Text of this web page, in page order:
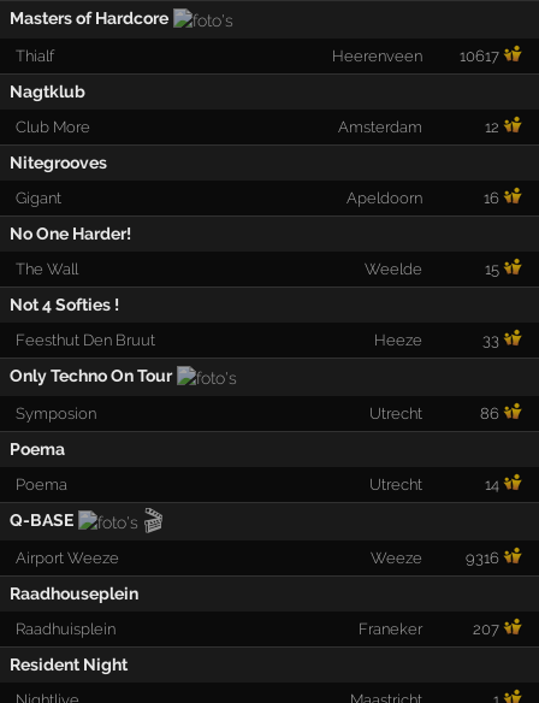
Masters of Hardcore
Thialf Heerenveen 10617
Nagtklub
Club More Amsterdam 12
Nitegrooves
Gigant Apeldoorn 16
No One Harder!
The Wall Weelde 15
Not 4 Softies !
Feesthut Den Bruut Heeze 33
Only Techno On Tour
Symposion Utrecht 86
Poema
Poema Utrecht 14
Q-BASE 🎬
Airport Weeze Weeze 9316
Raadhouseplein
Raadhuisplein Franeker 207
Resident Night